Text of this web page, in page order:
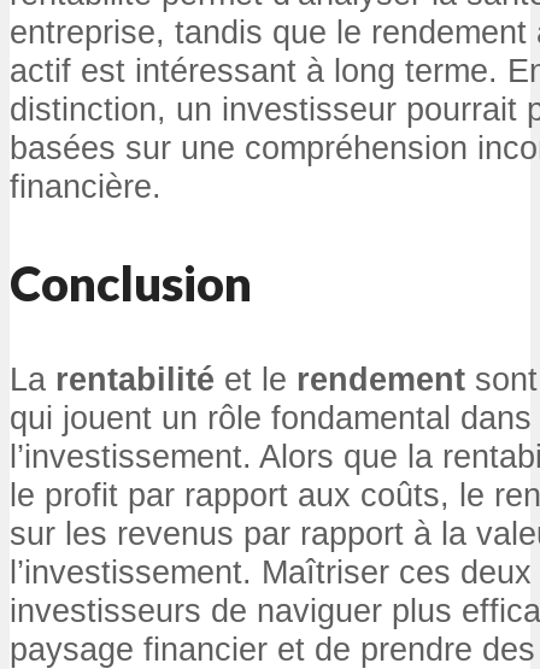
entreprise, tandis que le
actif est intéressant à long terme.
distinction, un investisseur pourrait
basées sur une compréhension
financière.
Conclusion
La rentabilité et le rendement
qui jouent un rôle fondamental
l’investissement. Alors que la
le profit par rapport aux coûts, le
sur les revenus par rapport à la
l’investissement. Maîtriser ces
investisseurs de naviguer plus
paysage financier et de prendre